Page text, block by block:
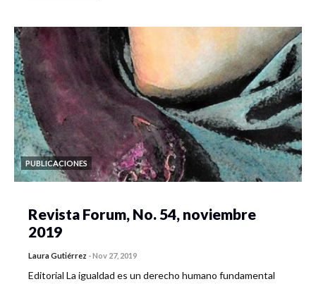
PUBLICACIONES
Revista Forum, No. 54, noviembre
2019
Laura Gutiérrez -Nov 27, 2019
Editorial La igualdad es un derecho humano fundamental